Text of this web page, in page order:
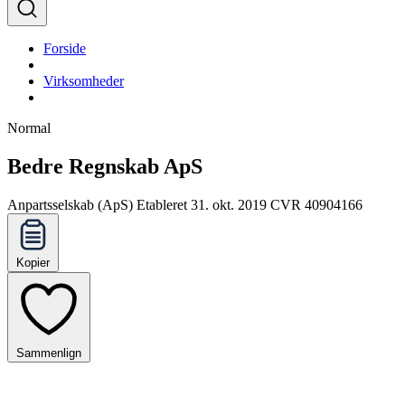
Forside
Virksomheder
Normal
Bedre Regnskab ApS
Anpartsselskab (ApS) Etableret 31. okt. 2019 CVR 40904166
Kopier
Sammenlign